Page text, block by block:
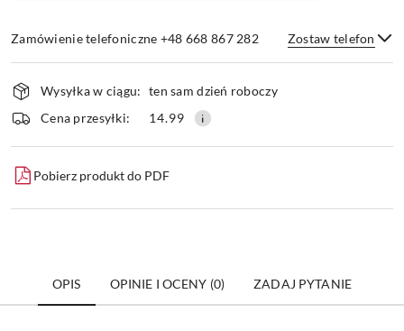
Zamówienie telefoniczne +48 668 867 282 Zostaw telefon
Wyślij
Dostępność
i
dostawa
Wysyłka w ciągu: ten sam dzień roboczy
Cena przesyłki:
14.99
Pobierz produkt do PDF
OPIS OPINIE I OCENY (0) ZADAJ PYTANIE